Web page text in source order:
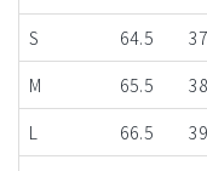
S
64.5 37
M
65.5 38
L
66.5 39